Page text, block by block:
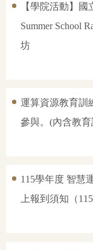
【學院活動】
Summer School
坊
運算資源教育訓
參與。(內含教
115學年度 智慧
上報到須知（